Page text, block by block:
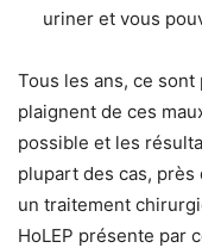
uriner et vous
Tous les ans, ce
plaignent de ces
possible et les
plupart des cas, près
un traitement
HoLEP présente par